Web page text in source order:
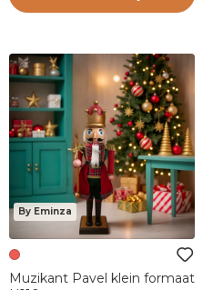
By Eminza
Muzikant Pavel klein formaat